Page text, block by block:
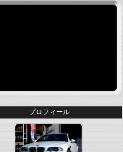
プロフィール